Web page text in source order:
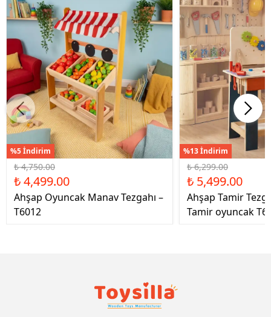
%5 İndirim
₺ 4,750.00
₺ 4,499.00
Ahşap Oyuncak Manav Tezgahı –
T6012
%13 İndirim
₺ 6,299.00
₺ 5,499.00
Ahşap Tamir
Tamir oyuncak